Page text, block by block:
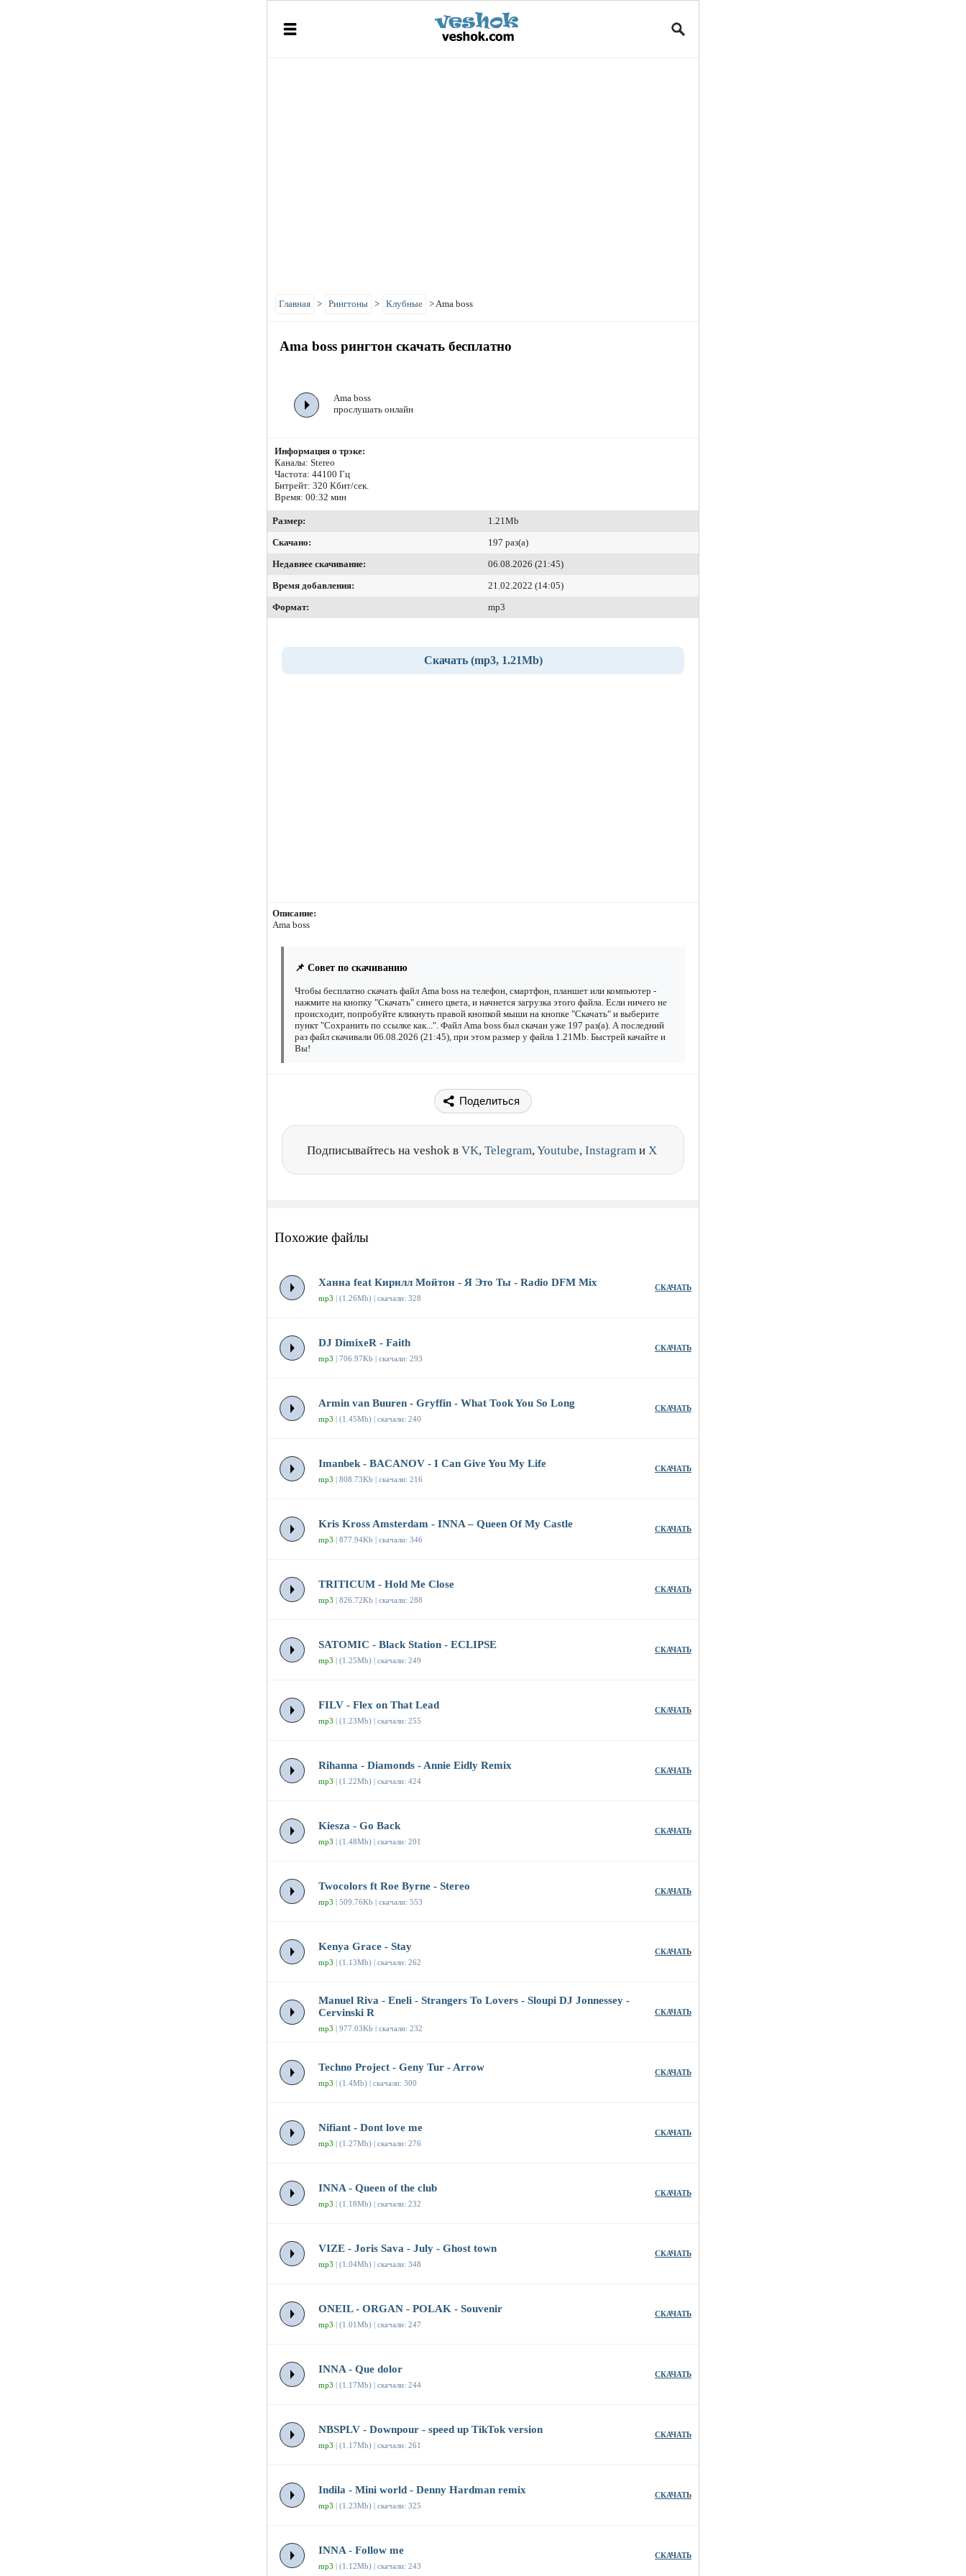
Главная > Рингтоны > Клубные >Ama boss
Ama boss рингтон скачать бесплатно
Ama boss
прослушать онлайн
Информация о трэке:
Каналы: Stereo
Частота: 44100 Гц
Битрейт: 320 Кбит/сек.
Время: 00:32 мин
Размер:
1.21Mb
Скачано:
197 раз(а)
Недавнее скачивание:
06.08.2026 (21:45)
Время добавления:
21.02.2022 (14:05)
Формат:
mp3
Скачать (mp3, 1.21Mb)
Описание:
Ama boss
📌 Совет по скачиванию
Чтобы бесплатно скачать файл Ama boss на телефон, смартфон, планшет или компьютер -
нажмите на кнопку "Скачать" синего цвета, и начнется загрузка этого файла. Если ничего не
происходит, попробуйте кликнуть правой кнопкой мыши на кнопке "Скачать" и выберите
пункт "Сохранить по ссылке как...". Файл Ama boss был скачан уже 197 раз(а). А последний
раз файл скачивали 06.08.2026 (21:45), при этом размер у файла 1.21Mb. Быстрей качайте и
Вы!
Поделиться
Подписывайтесь на veshok в VK, Telegram,Youtube, Instagram и X
Похожие файлы
Ханна feat Кирилл Мойтон - Я Это Ты - Radio DFM Mix
mp3 | (1.26Mb) | скачали: 328
СКАЧАТЬ
DJ DimixeR - Faith
mp3 | 706.97Kb | скачали: 293
СКАЧАТЬ
Armin van Buuren - Gryffin - What Took You So Long
mp3 | (1.45Mb) | скачали: 240
СКАЧАТЬ
Imanbek - BACANOV - I Can Give You My Life
mp3 | 808.73Kb | скачали: 216
СКАЧАТЬ
Kris Kross Amsterdam - INNA – Queen Of My Castle
mp3 | 877.94Kb | скачали: 346
СКАЧАТЬ
TRITICUM - Hold Me Close
mp3 | 826.72Kb | скачали: 288
СКАЧАТЬ
SATOMIC - Black Station - ECLIPSE
mp3 | (1.25Mb) | скачали: 249
СКАЧАТЬ
FILV - Flex on That Lead
mp3 | (1.23Mb) | скачали: 255
СКАЧАТЬ
Rihanna - Diamonds - Annie Eidly Remix
mp3 | (1.22Mb) | скачали: 424
СКАЧАТЬ
Kiesza - Go Back
mp3 | (1.48Mb) | скачали: 201
СКАЧАТЬ
Twocolors ft Roe Byrne - Stereo
mp3 | 509.76Kb | скачали: 553
СКАЧАТЬ
Kenya Grace - Stay
mp3 | (1.13Mb) | скачали: 262
СКАЧАТЬ
Manuel Riva - Eneli - Strangers To Lovers - Sloupi DJ Jonnessey -
Cervinski R
mp3 | 977.03Kb | скачали: 232
СКАЧАТЬ
Techno Project - Geny Tur - Arrow
mp3 | (1.4Mb) | скачали: 300
СКАЧАТЬ
Nifiant - Dont love me
mp3 | (1.27Mb) | скачали: 276
СКАЧАТЬ
INNA - Queen of the club
mp3 | (1.18Mb) | скачали: 232
СКАЧАТЬ
VIZE - Joris Sava - July - Ghost town
mp3 | (1.04Mb) | скачали: 348
СКАЧАТЬ
ONEIL - ORGAN - POLAK - Souvenir
mp3 | (1.01Mb) | скачали: 247
СКАЧАТЬ
INNA - Que dolor
mp3 | (1.17Mb) | скачали: 244
СКАЧАТЬ
NBSPLV - Downpour - speed up TikTok version
mp3 | (1.17Mb) | скачали: 261
СКАЧАТЬ
Indila - Mini world - Denny Hardman remix
mp3 | (1.23Mb) | скачали: 325
СКАЧАТЬ
INNA - Follow me
mp3 | (1.12Mb) | скачали: 243
СКАЧАТЬ